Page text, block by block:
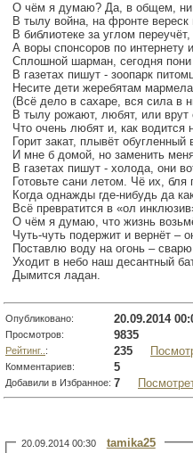
О чём я думаю? Да, в общем,
В тылу война, на фронте
В библиотеке за углом переучёт,
А воры спонсоров по интернету
Сплошной шарман, сегодня
В газетах пишут - зоопарк
Несите дети жеребятам
(Всё дело в сахаре, вся сила в
В тылу рожают, любят, или врут
Что очень любят и, как водится
Горит закат, плывёт обугленный
И мне б домой, но заменить
В газетах пишут - холода, они
Готовьте сани летом. Чё их, бля
Когда однажды где-нибудь да
Всё превратится в «ол
О чём я думаю, что жизнь
Чуть-чуть подержит и вернёт –
Поставлю воду на огонь –
Уходит в небо наш десантный
Дымится ладан.
Опубликовано: 20.09.2014
Просмотров: 9835
Рейтинг.. : 235
Комментариев: 5
Добавили в Избранное: 7
20.09.2014 00:30
tamika25